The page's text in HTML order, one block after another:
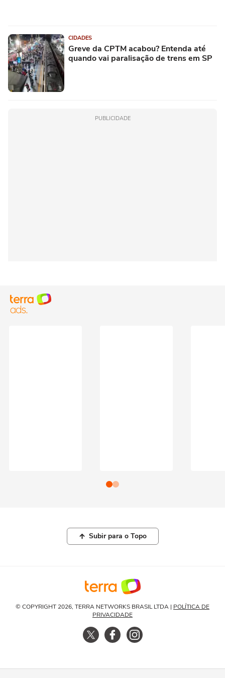
CIDADES
Greve da CPTM acabou? Entenda até
quando vai paralisação de trens em SP
PUBLICIDADE
Subir para o Topo
© COPYRIGHT 2026, TERRA NETWORKS BRASIL LTDA | POLÍTICA DE
PRIVACIDADE